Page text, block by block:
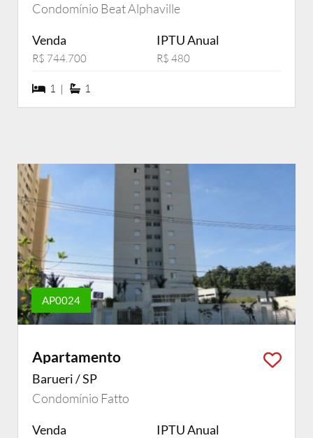
Condomínio Beat Alphaville
Venda
R$ 744.700
IPTU Anual
R$ 480
1 dormiórios
1 | 1 suítes
1
AP0024
Apartamento
Barueri / SP
Condomínio Fatto
Venda IPTU Anual